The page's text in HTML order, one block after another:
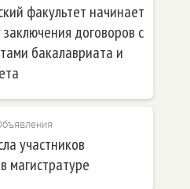
факультет начинает
договоров с
бакалавриата и
участников
магистратуре